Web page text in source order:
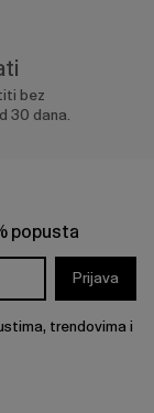
bez
30 dana.
popusta
Prijava
trendovima i